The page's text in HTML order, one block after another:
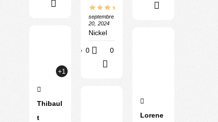
+1
Thibaul
t
septembre
20, 2024
Nickel
Utile 0 0
Lorene